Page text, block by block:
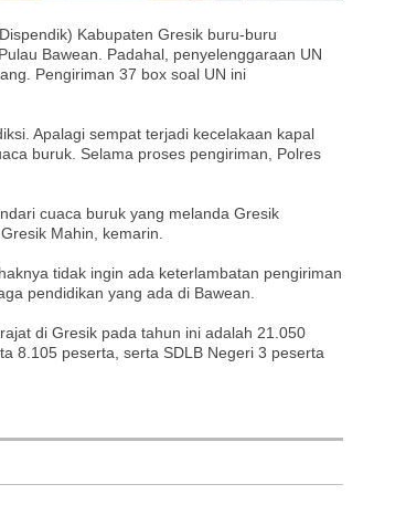
Kabupaten Gresik buru-buru
Bawean. Padahal, penyelenggaraan UN
Pengiriman 37 box soal UN ini
Apalagi sempat terjadi kecelakaan kapal
buruk. Selama proses pengiriman, Polres
cuaca buruk yang melanda Gresik
Mahin, kemarin.
tidak ingin ada keterlambatan pengiriman
pendidikan yang ada di Bawean.
di Gresik pada tahun ini adalah 21.050
8.105 peserta, serta SDLB Negeri 3 peserta